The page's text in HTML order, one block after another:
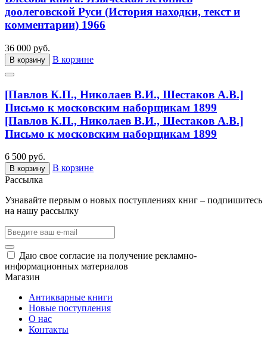
доолеговской Руси (История находки, текст и
комментарии) 1966
36 000 руб.
В корзину В корзине
[Павлов К.П., Николаев В.И., Шестаков А.В.]
Письмо к московским наборщикам 1899
[Павлов К.П., Николаев В.И., Шестаков А.В.]
Письмо к московским наборщикам 1899
6 500 руб.
В корзину
В корзине
Рассылка
Узнавайте первым о новых поступлениях книг – подпишитесь
на нашу рассылку
Даю свое согласие на получение рекламно-
информационных материалов
Магазин
Антикварные книги
Новые поступления
О нас
Контакты